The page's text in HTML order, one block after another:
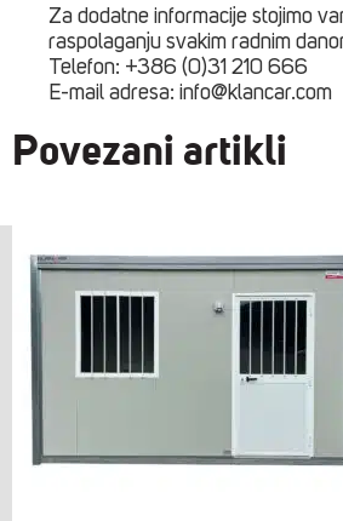
Za dodatne informacije stojimo
raspolaganju svakim radnim
Telefon: +386 (0)31 210 666
E-mail adresa: info@klancar.com
Povezani artikli